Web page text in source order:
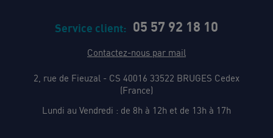
Service client: 05 57 92 18 10
Contactez-nous par mail
2, rue de Fieuzal - CS 40016 33522 BRUGES Cedex
(France)
Lundi au Vendredi : de 8h à 12h et de 13h à 17h